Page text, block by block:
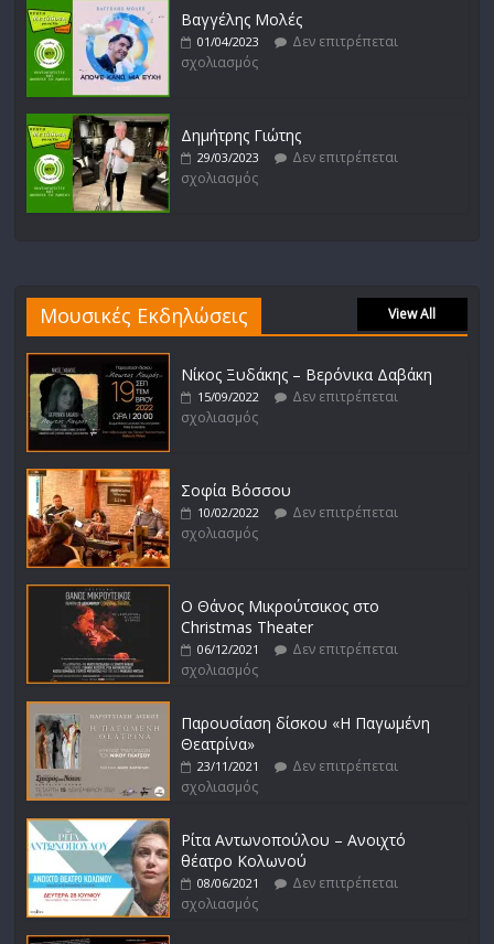
Βαγγέλης Μολές
01/04/2023
Δεν επιτρέπεται
σχολιασμός
Δημήτρης Γιώτης
29/03/2023
Δεν επιτρέπεται
σχολιασμός
Μουσικές Εκδηλώσεις View All
Νίκος Ξυδάκης – Βερόνικα Δαβάκη
15/09/2022
Δεν επιτρέπεται
σχολιασμός
Σοφία Βόσσου
10/02/2022
Δεν επιτρέπεται
σχολιασμός
Ο Θάνος Μικρούτσικος στο
Christmas Theater
06/12/2021
Δεν επιτρέπεται
σχολιασμός
Παρουσίαση δίσκου «Η Παγωμένη
Θεατρίνα»
23/11/2021
Δεν επιτρέπεται
σχολιασμός
Ρίτα Αντωνοπούλου – Ανοιχτό
θέατρο Κολωνού
08/06/2021
Δεν επιτρέπεται
σχολιασμός